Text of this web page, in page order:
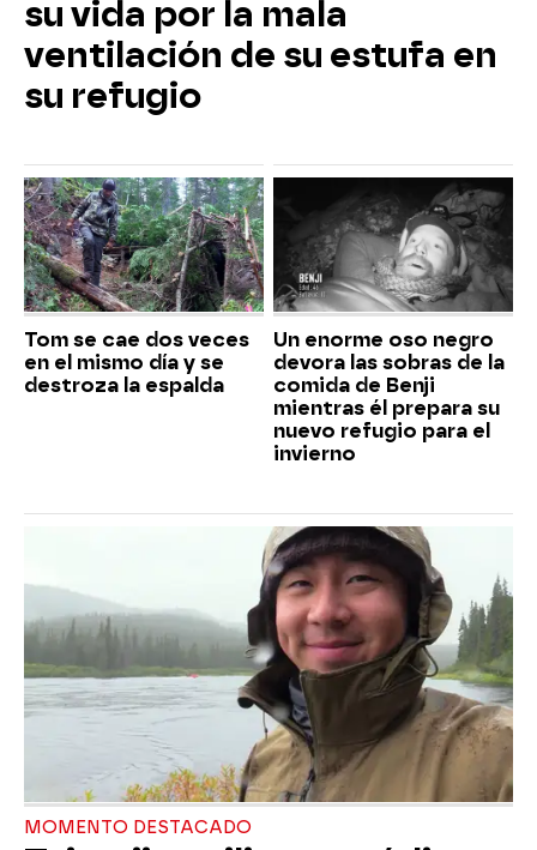
su vida por la mala
ventilación de su estufa en
su refugio
Tom se cae dos veces
en el mismo día y se
destroza la espalda
Un enorme oso negro
devora las sobras de la
comida de Benji
mientras él prepara su
nuevo refugio para el
invierno
MOMENTO DESTACADO